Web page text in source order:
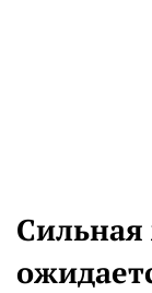
Сильная